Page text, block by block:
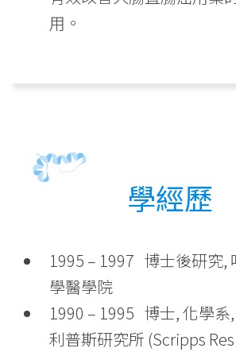
用。
學經歷
1995 – 1997 博士後研究,
學醫學院
1990 – 1995 博士, 化學系
利普斯研究所 (Scripps